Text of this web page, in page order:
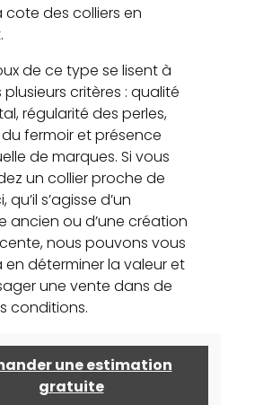
cote des colliers en
de ce type se lisent à
plusieurs critères : qualité
régularité des perles,
fermoir et présence
de marques. Si vous
un collier proche de
qu’il s’agisse d’un
ancien ou d’une création
nous pouvons vous
en déterminer la valeur et
une vente dans de
conditions.
une estimation
gratuite